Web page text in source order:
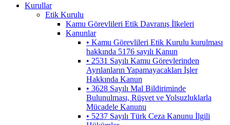
Kurullar
Etik Kurulu
Kamu Görevlileri Etik Davranış İlkeleri
Kanunlar
• Kamu Görevlileri Etik Kurulu kurulması
hakkında 5176 sayılı Kanun
• 2531 Sayılı Kamu Görevlerinden
Ayrılanların Yapamayacakları İşler
Hakkında Kanun
• 3628 Sayılı Mal Bildiriminde
Bulunulması, Rüşvet ve Yolsuzluklarla
Mücadele Kanunu
• 5237 Sayılı Türk Ceza Kanunu İlgili